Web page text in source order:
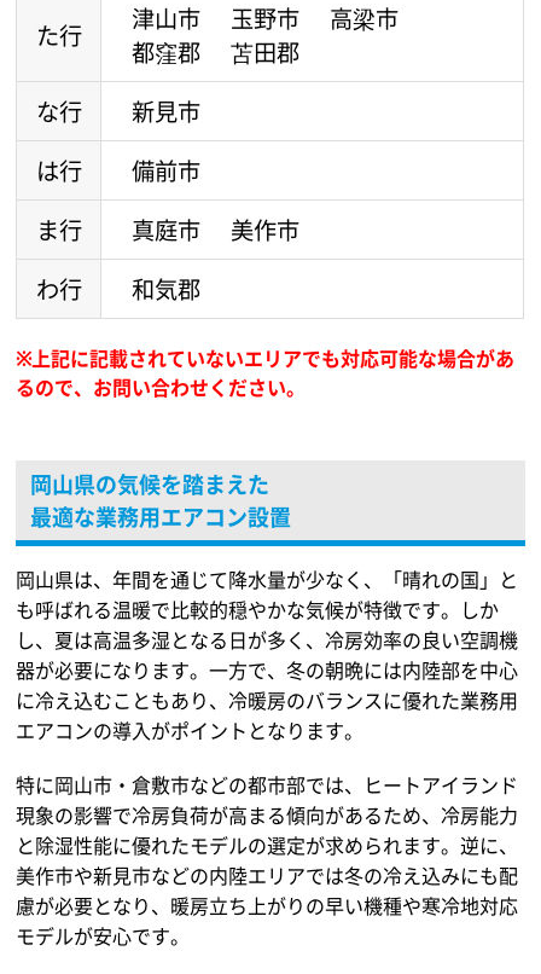
た行 津山市 玉野市
高梁市
都窪郡
苫田郡
な行
新見市
は行
備前市
ま行
真庭市
美作市
わ行
和気郡
※上記に記載されていないエリアでも対応可能な場合があ
るので、 お問い合わせください。
岡山県の気候を踏まえた
最適な業務用エアコン設置
岡山県は、年間を通じて降水量が少なく、「晴れの国」と
も呼ばれる温暖で比較的穏やかな気候が特徴です。しか
し、夏は高温多湿となる日が多く、冷房効率の良い空調機
器が必要になります。一方で、冬の朝晩には内陸部を中心
に冷え込むこともあり、冷暖房のバランスに優れた業務用
エアコンの導入がポイントとなります。
特に岡山市・倉敷市などの都市部では、ヒートアイランド
現象の影響で冷房負荷が高まる傾向があるため、冷房能力
と除湿性能に優れたモデルの選定が求められます。逆に、
美作市や新見市などの内陸エリアでは冬の冷え込みにも配
慮が必要となり、暖房立ち上がりの早い機種や寒冷地対応
モデルが安心です。